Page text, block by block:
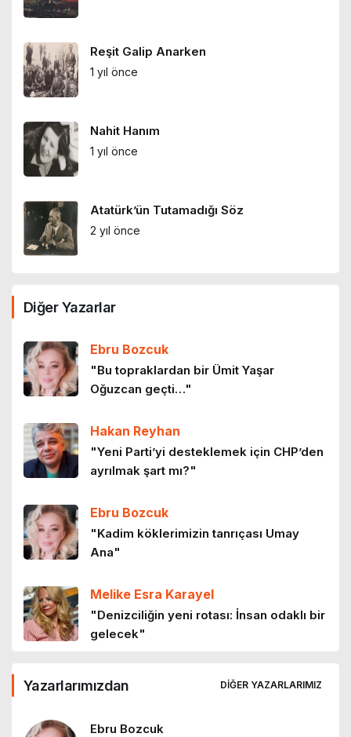
Reşit Galip Anarken
1 yıl önce
Nahit Hanım
1 yıl önce
Atatürk’ün Tutamadığı Söz
2 yıl önce
2 yıl önce
Diğer Yazarlar
Ebru Bozcuk
"Bu topraklardan bir Ümit Yaşar
Oğuzcan geçti…"
Hakan Reyhan
"Yeni Parti’yi desteklemek için CHP’den
ayrılmak şart mı?"
Ebru Bozcuk
"Kadim köklerimizin tanrıçası Umay
Ana"
Melike Esra Karayel
"Denizciliğin yeni rotası: İnsan odaklı bir
gelecek"
Yazarlarımızdan DIĞER YAZARLARIMIZ
Ebru Bozcuk